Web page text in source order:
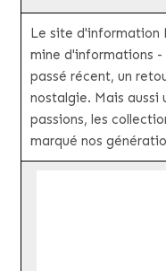
Le site d'information
mine d'informations
passé récent, un
nostalgie. Mais aussi
passions, les
marqué nos